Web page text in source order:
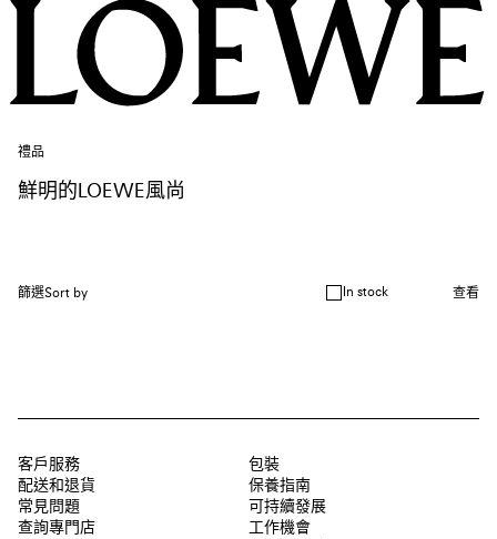
禮品
鮮明的LOEWE風尚
篩選Sort by In stock 查看
客戶服務
配送和退貨
常見問題
查詢專門店
包裝
保養指南
可持續發展
工作機會